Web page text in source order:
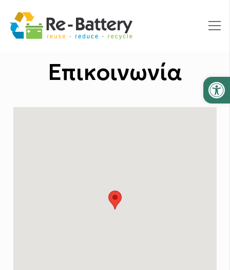
Επικοινωνία